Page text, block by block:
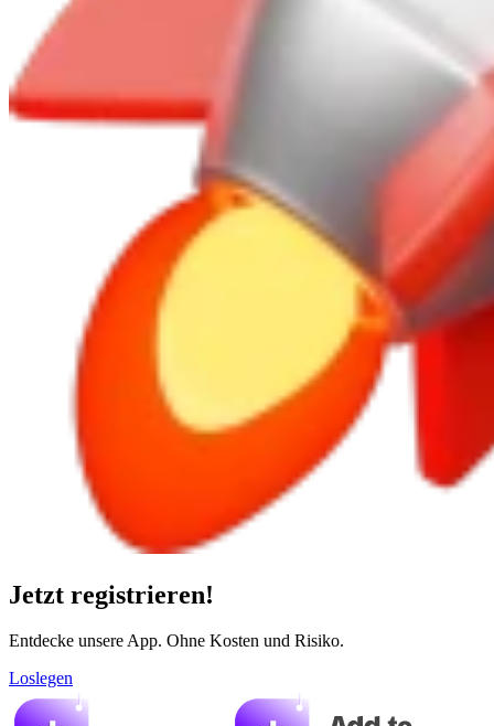
Jetzt registrieren!
Entdecke unsere App. Ohne Kosten und Risiko.
Loslegen